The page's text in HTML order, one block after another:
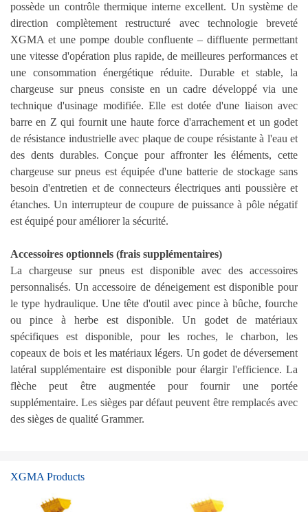
possède un contrôle thermique interne excellent. Un système de
direction complètement restructuré avec technologie breveté
XGMA et une pompe double confluente – diffluente permettant
une vitesse d'opération plus rapide, de meilleures performances et
une consommation énergétique réduite. Durable et stable, la
chargeuse sur pneus consiste en un cadre développé via une
technique d'usinage modifiée. Elle est dotée d'une liaison avec
barre en Z qui fournit une haute force d'arrachement et un godet
de résistance industrielle avec plaque de coupe résistante à l'eau et
des dents durables. Conçue pour affronter les éléments, cette
chargeuse sur pneus est équipée d'une batterie de stockage sans
besoin d'entretien et de connecteurs électriques anti poussière et
étanches. Un interrupteur de coupure de puissance à pôle négatif
est équipé pour améliorer la sécurité.
Accessoires optionnels (frais supplémentaires)
La chargeuse sur pneus est disponible avec des accessoires
personnalisés. Un accessoire de déneigement est disponible pour
le type hydraulique. Une tête d'outil avec pince à bûche, fourche
ou pince à herbe est disponible. Un godet de matériaux
spécifiques est disponible, pour les roches, le charbon, les
copeaux de bois et les matériaux légers. Un godet de déversement
latéral supplémentaire est disponible pour élargir l'efficience. La
flèche peut être augmentée pour fournir une portée
supplémentaire. Les sièges par défaut peuvent être remplacés avec
des sièges de qualité Grammer.
XGMA Products